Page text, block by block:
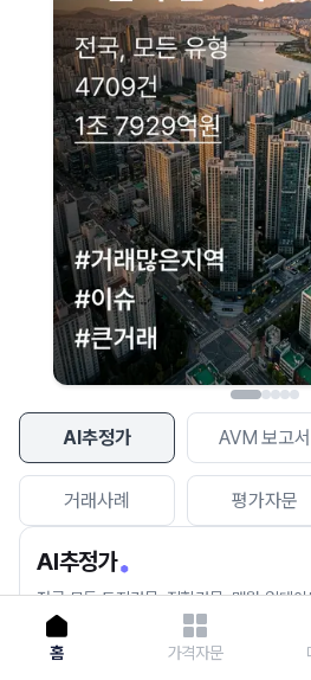
AI추정가 AVM 보고서
거래사례 평가자문
AI추정가
전국 모든 토지건물, 집합건물, 매월 업데
세요.
네이버 지도 연
현재 네이버 지도 연결이 원활하지 않아
이용에 불편을 드려 죄
다시 시도
홈 가격자문